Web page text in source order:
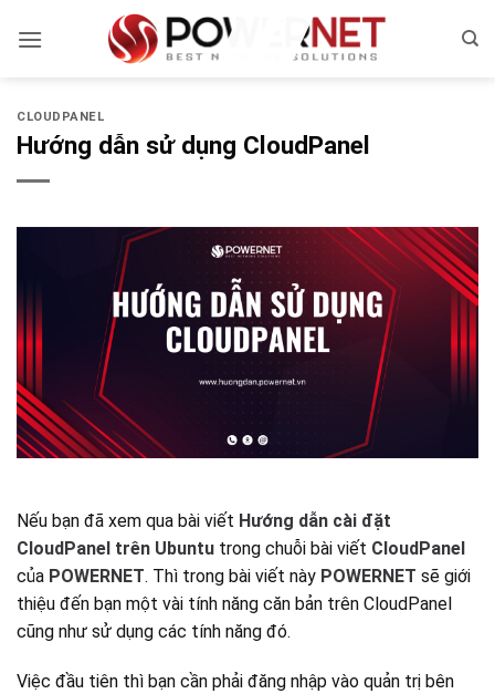
qua
CLOUDPANEL
Hướng dẫn sử dụng CloudPanel
Nếu bạn đã xem qua bài viết Hướng dẫn cài đặt
CloudPanel trên Ubuntu trong chuỗi bài viết CloudPanel
của POWERNET. Thì trong bài viết này POWERNET sẽ giới
thiệu đến bạn một vài tính năng căn bản trên CloudPanel
cũng như sử dụng các tính năng đó.
Việc đầu tiên thì bạn cần phải đăng nhập vào quản trị bên